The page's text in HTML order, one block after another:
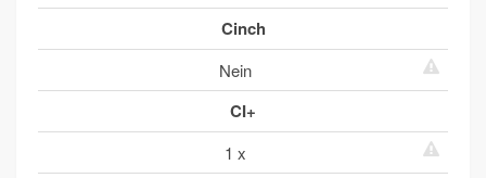
Cinch
Nein
CI+
1 x